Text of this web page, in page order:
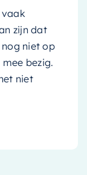
vaak
zijn dat
niet op
bezig.
niet